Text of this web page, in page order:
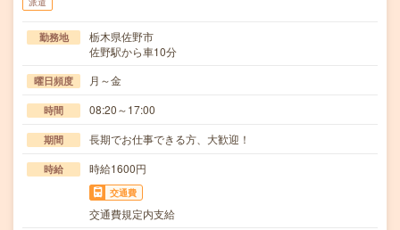
派遣
勤務地
栃木県佐野市
佐野駅から車10分
曜日頻度 月～金
時間 08:20～17:00
期間 長期でお仕事できる方、大歓迎！
時給 時給1600円
交通費
交通費規定内支給